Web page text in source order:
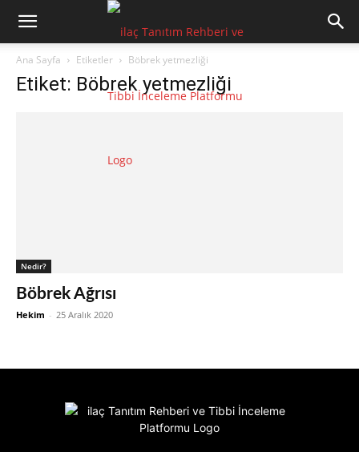
Ana Sayfa Etiketler Böbrek yetmezliği
Etiket: Böbrek yetmezliği
Nedir?
Böbrek Ağrısı
Hekim - 25 Aralık 2020